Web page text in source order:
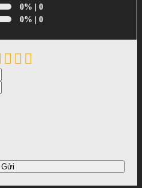
0% | 0
0% | 0
Gửi